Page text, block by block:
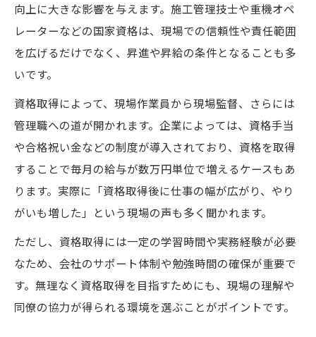
向上に大きな影響を与えます。施工管理技士や重機オペ
レーターなどの国家資格は、現場での信頼性や責任範囲
を広げるだけでなく、昇進や昇給の条件となることも多
いです。
資格取得によって、現場作業員から現場監督、さらには
管理職への道が開かれます。企業によっては、資格手当
や合格祝い金などの制度が導入されており、資格を取得
することで毎月の給与が数万円単位で増えるケースもあ
ります。実際に「資格取得後に仕事の幅が広がり、やり
がいも増した」という現場の声も多く聞かれます。
ただし、資格取得には一定の学習時間や実務経験が必要
なため、会社のサポート体制や勉強時間の確保が重要で
す。無理なく資格取得を目指すためにも、現場の理解や
同僚の協力が得られる環境を選ぶことがポイントです。